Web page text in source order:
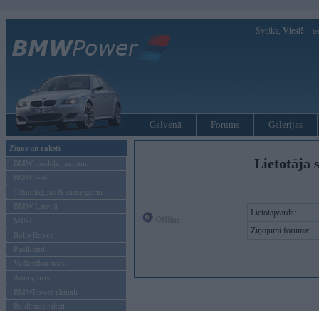
Sveiks, Viesi!
Galvenā Forums Galerijas
Ziņas un raksti
BMW modeļu jaunumi
BMW testi
Tehnoloģijas & sasniegumi
BMW Latvijā
MINI
Rolls-Royce
Pasākumi
Vadāmības tests
Autosports
BMWPower aktuāli
Reklāmas raksti
Lietotāja
Lietotājvārds:
Ziņojumi forumā: